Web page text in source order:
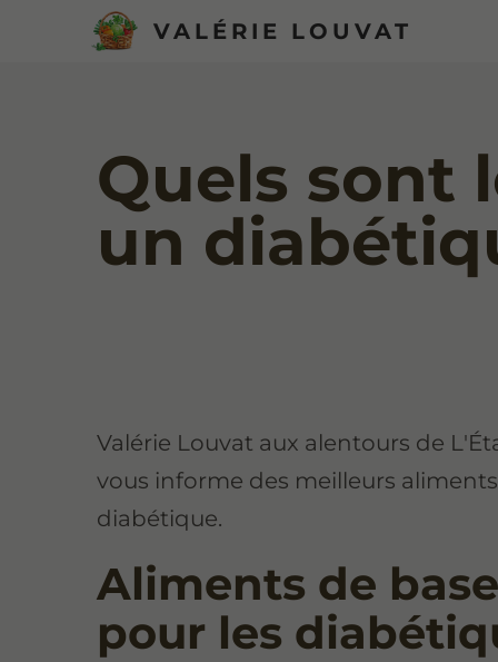
VALÉRIE LOUVAT
Quels sont
un
Valérie Louvat aux alentours de
vous informe des meilleurs
diabétique.
Aliments de base
pour les